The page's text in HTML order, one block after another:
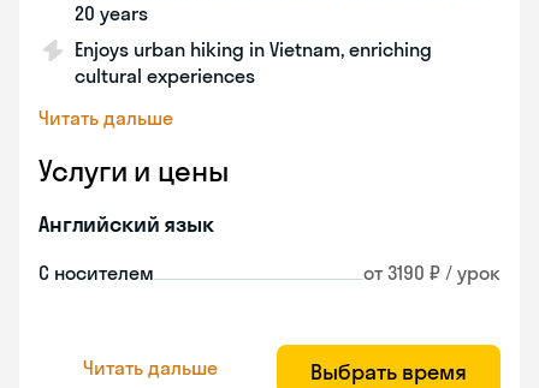
20 years
Enjoys urban hiking in Vietnam, enriching
cultural experiences
Читать дальше
Услуги и цены
Английский язык
С носителем от 3190 ₽ / урок
Читать дальше Выбрать время